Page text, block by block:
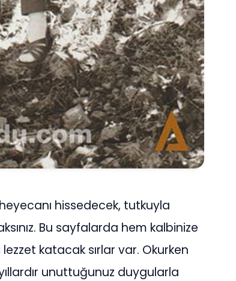
hissedecek, tutkuyla
Bu sayfalarda hem kalbinize
katacak sırlar var. Okurken
unuttuğunuz duygularla